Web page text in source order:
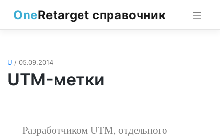
contentOneRetarget справочник
U / 05.09.2014
UTM-метки
Разработчиком UTM, отдельного